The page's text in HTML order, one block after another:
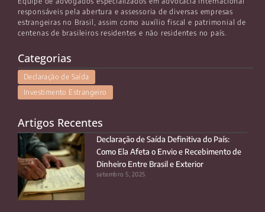
responsáveis pela abertura e assessoria de diversas empresas
estrangeiras no Brasil, assim como auxílio fiscal e patrimonial de
centenas de brasileiros residentes e não residentes no país.
Categorias
Declaração de Saída
Investimento Estrangeiro
Artigos Recentes
Declaração de Saída Definitiva do País:
Como Ela Afeta o Envio e Recebimento de
Dinheiro Entre Brasil e Exterior
setembro 5, 2025